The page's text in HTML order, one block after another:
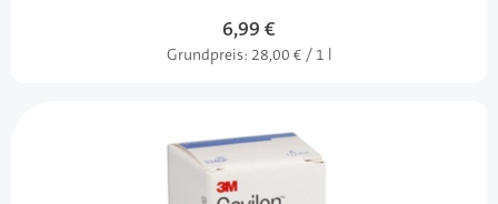
6,99 €
Grundpreis: 28,00 € / 1 l